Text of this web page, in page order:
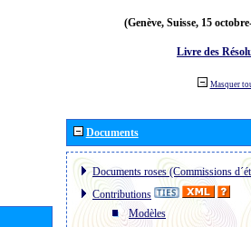
(Genève, Suisse, 15
Livre des
Masquer
Documents
Documents roses (Commissions
Contributions
Modèles